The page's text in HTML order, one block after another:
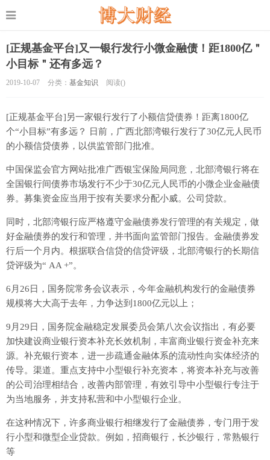
[正规基金平台]又一银行发行小微金融债！距1800亿＂
小目标＂还有多远？
2019-10-07 分类： 基金知识 阅读()
[正规基金平台]另一家银行发行了小额信贷债券！距离1800亿
个“小目标”有多远？ 日前，广西北部湾银行发行了30亿元人民币
的小额信贷债券，以供监管部门批准。
中国保监会官方网站批准广西银宝保险局同意，北部湾银行将在
全国银行间债券市场发行不少于30亿元人民币的小微企业金融债
券。募集资金应当用于按有关要求分配小威。公司贷款。
同时，北部湾银行应严格遵守金融债券发行管理的有关规定，做
好金融债券的发行和管理，并书面向监管部门报告。金融债券发
行后一个月内。根据联合信贷的信贷评级，北部湾银行的长期信
贷评级为“ AA +”。
6月26日，国务院常务会议表示，今年金融机构发行的金融债券
规模将大大高于去年，力争达到1800亿元以上；
9月29日，国务院金融稳定发展委员会第八次会议指出，有必要
加快建设商业银行资本补充长效机制，丰富商业银行资金补充来
源。补充银行资本，进一步疏通金融体系的流动性向实体经济的
传导。渠道。重点支持中小型银行补充资本，将资本补充与改善
的公司治理相结合，改善内部管理，有效引导中小型银行专注于
为当地服务，并支持私营和中小型银行企业。
在这种情况下，许多商业银行相继发行了金融债券，专门用于发
行小型和微型企业贷款。例如，招商银行，长沙银行，常熟银行
等